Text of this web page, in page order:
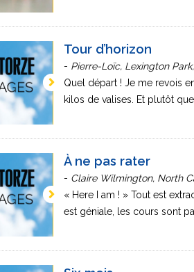
Tour d’horizon
- Pierre-Loïc, Lexington
Quel départ ! Je me revois
kilos de valises. Et plutôt
À ne pas rater
- Claire Wilmington, North
« Here I am ! » Tout est
est géniale, les cours sont